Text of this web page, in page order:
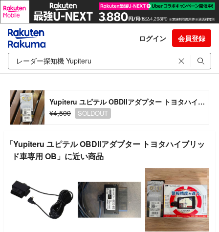
ログイン 会員登録
Yupiteru ユピテル OBDIIアダプター トヨタハイブリッド車専用 OB
¥4,500
SOLDOUT
「Yupiteru ユピテル OBDIIアダプター トヨタハイブリッ
ド車専用 OB」に近い商品